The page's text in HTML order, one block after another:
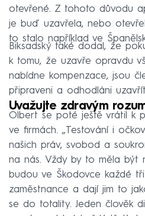
otevřené. Z tohoto důvodu
je buď uzavřela, nebo
to stalo například ve
Biksadský také dodal, že
k tomu, že uzavře opravdu
nabídne kompenzace, jsou
připraveni a odhodláni
Uvažujte zdravým
Olbert se poté ještě vrátil k
ve firmách. „Testování i
našich práv, svobod a
na nás. Vždy by to měla být
budou ve Škodovce každé
zaměstnance a dají jim to
se do totality. Jeden člověk